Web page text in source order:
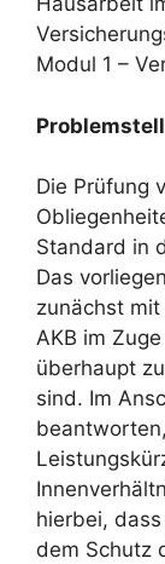
Modul 1 –
Die Prüfung
Standard in
Das
zunächst
AKB im
überhaupt
sind. Im
hierbei,
dem Schutz